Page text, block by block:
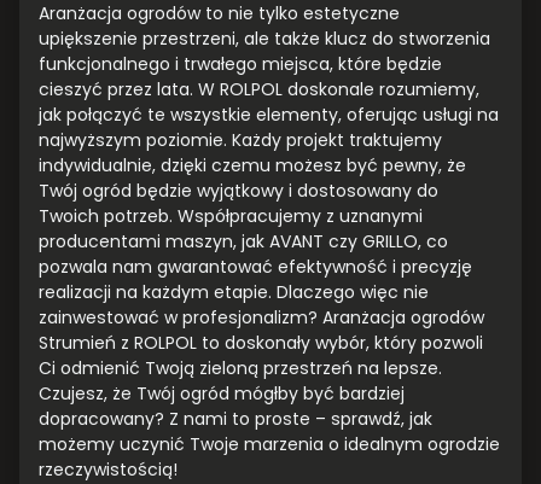
Aranżacja ogrodów to nie tylko estetyczne
upiększenie przestrzeni, ale także klucz do stworzenia
funkcjonalnego i trwałego miejsca, które będzie
cieszyć przez lata. W ROLPOL doskonale rozumiemy,
jak połączyć te wszystkie elementy, oferując usługi na
najwyższym poziomie. Każdy projekt traktujemy
indywidualnie, dzięki czemu możesz być pewny, że
Twój ogród będzie wyjątkowy i dostosowany do
Twoich potrzeb. Współpracujemy z uznanymi
producentami maszyn, jak AVANT czy GRILLO, co
pozwala nam gwarantować efektywność i precyzję
realizacji na każdym etapie. Dlaczego więc nie
zainwestować w profesjonalizm? Aranżacja ogrodów
Strumień z ROLPOL to doskonały wybór, który pozwoli
Ci odmienić Twoją zieloną przestrzeń na lepsze.
Czujesz, że Twój ogród mógłby być bardziej
dopracowany? Z nami to proste – sprawdź, jak
możemy uczynić Twoje marzenia o idealnym ogrodzie
rzeczywistością!